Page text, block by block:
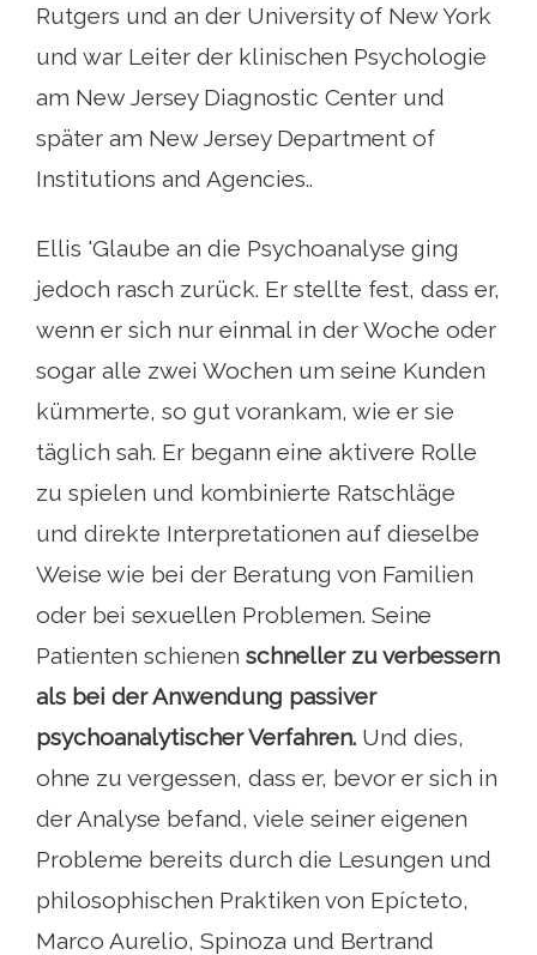
Rutgers und an der University of New York
und war Leiter der klinischen Psychologie
am New Jersey Diagnostic Center und
später am New Jersey Department of
Institutions and Agencies..
Ellis 'Glaube an die Psychoanalyse ging
jedoch rasch zurück. Er stellte fest, dass er,
wenn er sich nur einmal in der Woche oder
sogar alle zwei Wochen um seine Kunden
kümmerte, so gut vorankam, wie er sie
täglich sah. Er begann eine aktivere Rolle
zu spielen und kombinierte Ratschläge
und direkte Interpretationen auf dieselbe
Weise wie bei der Beratung von Familien
oder bei sexuellen Problemen. Seine
Patienten schienen schneller zu verbessern
als bei der Anwendung passiver
psychoanalytischer Verfahren. Und dies,
ohne zu vergessen, dass er, bevor er sich in
der Analyse befand, viele seiner eigenen
Probleme bereits durch die Lesungen und
philosophischen Praktiken von Epícteto,
Marco Aurelio, Spinoza und Bertrand